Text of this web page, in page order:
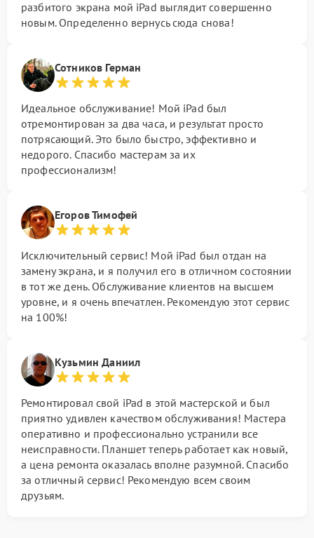
разбитого экрана мой iPad выглядит совершенно
новым. Определенно вернусь сюда снова!
Сотников Герман
Идеальное обслуживание! Мой iPad был
отремонтирован за два часа, и результат просто
потрясающий. Это было быстро, эффективно и
недорого. Спасибо мастерам за их
профессионализм!
Егоров Тимофей
Исключительный сервис! Мой iPad был отдан на
замену экрана, и я получил его в отличном состоянии
в тот же день. Обслуживание клиентов на высшем
уровне, и я очень впечатлен. Рекомендую этот сервис
на 100%!
Кузьмин Даниил
Ремонтировал свой iPad в этой мастерской и был
приятно удивлен качеством обслуживания! Мастера
оперативно и профессионально устранили все
неисправности. Планшет теперь работает как новый,
а цена ремонта оказалась вполне разумной. Спасибо
за отличный сервис! Рекомендую всем своим
друзьям.